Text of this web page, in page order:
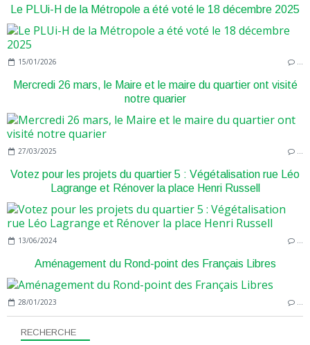
RECHERCHE
Le PLUi-H de la Métropole a été voté le 18 décembre 2025
15/01/2026 …
Mercredi 26 mars, le Maire et le maire du quartier ont visité
notre quarier
27/03/2025 …
Votez pour les projets du quartier 5 : Végétalisation rue Léo
Lagrange et Rénover la place Henri Russell
13/06/2024 …
Aménagement du Rond-point des Français Libres
28/01/2023 …